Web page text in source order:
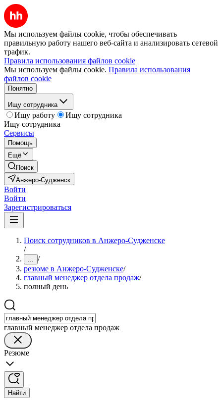
Мы используем файлы cookie, чтобы обеспечивать
правильную работу нашего веб-сайта и анализировать сетевой
трафик.
Правила использования файлов cookie
Мы используем файлы cookie. Правила использования
файлов cookie
Понятно
Ищу сотрудника
Ищу работу
Ищу сотрудника
Ищу сотрудника
Сервисы
Помощь
Ещё
Поиск
Анжеро-Судженск
Войти
Войти
Зарегистрироваться
Поиск сотрудников в Анжеро-Судженске
/
... /
резюме в Анжеро-Судженске/
главный менеджер отдела продаж/
полный день
главный менеджер отдела продаж
Резюме
Найти